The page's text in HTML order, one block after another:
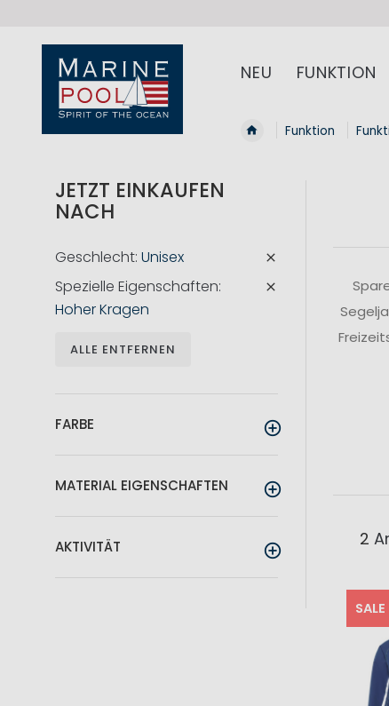
NEU FUNKTION
Funktion
2
SALE
JETZT EINKAUFEN
NACH
Geschlecht Unisex
Spezielle Eigenschaften
Hoher Kragen
ALLE ENTFERNEN
FARBE
MATERIAL EIGENSCHAFTEN
AKTIVITÄT